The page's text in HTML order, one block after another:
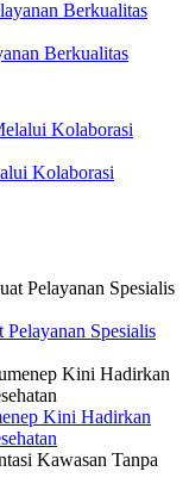
Berkualitas
Kolaborasi
Spesialis
Kini Hadirkan